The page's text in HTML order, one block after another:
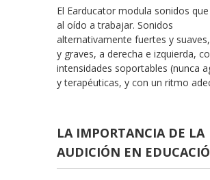
El Earducator modula sonidos
al oído a trabajar. Sonidos
alternativamente fuertes y
y graves, a derecha e izquierda,
intensidades soportables (nunca
y terapéuticas, y con un ritmo
LA IMPORTANCIA DE LA
AUDICIÓN EN